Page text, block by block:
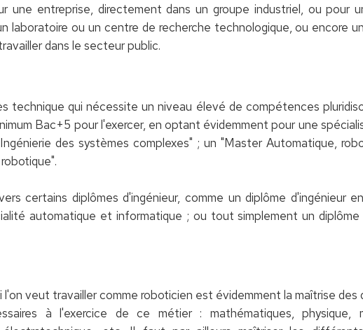
une entreprise, directement dans un groupe industriel, ou pour
laboratoire ou un centre de recherche technologique, ou encore
dans le secteur public.
qui nécessite un niveau élevé de compétences
Bac+5 pour l'exercer, en optant évidemment pour une
des systèmes complexes" ; un "Master Automatique,
certains diplômes d'ingénieur, comme un diplôme d'ingénieur
automatique et informatique ; ou tout simplement un diplôme
veut travailler comme roboticien est évidemment la maîtrise
à l'exercice de ce métier : mathématiques, physique,